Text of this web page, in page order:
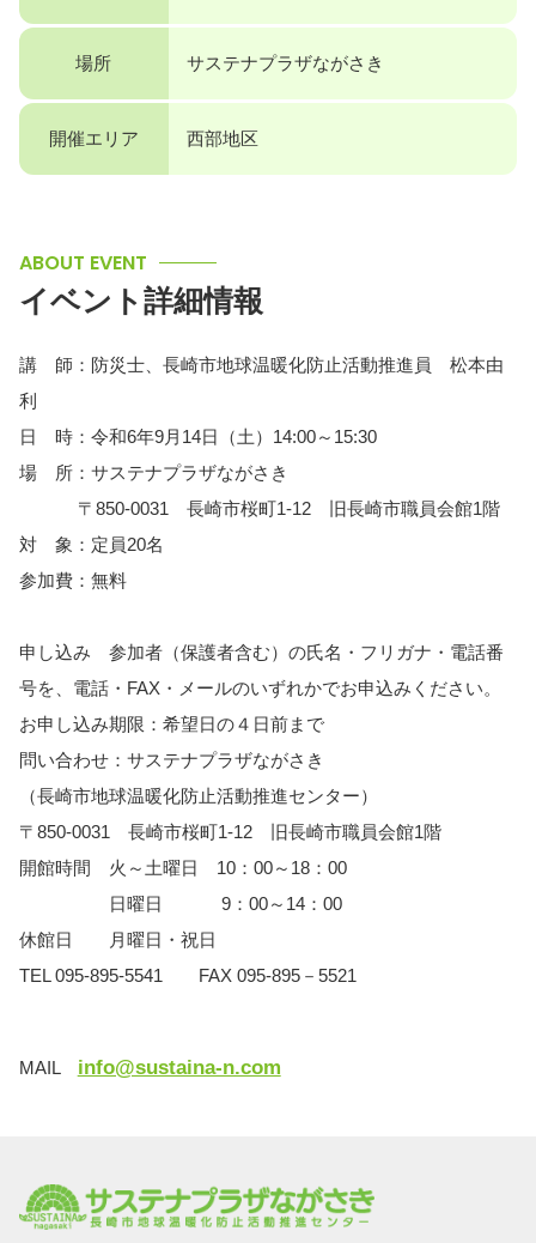
場所 サステナプラザながさき
開催エリア 西部地区
ABOUT EVENT
イベント詳細情報
講 師：防災士、長崎市地球温暖化防止活動推進員 松本由
利
日 時：令和6年9月14日（土）14:00～15:30
場 所：サステナプラザながさき
〒850-0031 長崎市桜町1-12 旧長崎市職員会館1階
対 象：定員20名
参加費：無料
申し込み 参加者（保護者含む）の氏名・フリガナ・電話番
号を、電話・FAX・メールのいずれかでお申込みください。
お申し込み期限：希望日の４日前まで
問い合わせ：サステナプラザながさき
（長崎市地球温暖化防止活動推進センター）
〒850-0031 長崎市桜町1-12 旧長崎市職員会館1階
開館時間 火～土曜日 10：00～18：00
日曜日 9：00～14：00
休館日 月曜日・祝日
TEL 095-895-5541 FAX 095-895－5521
MAIL info@sustaina-n.com